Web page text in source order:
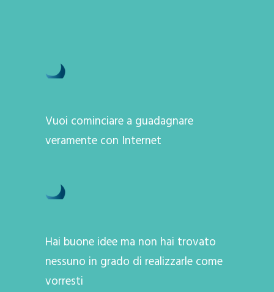
Vuoi cominciare a guadagnare
veramente con Internet
Hai buone idee ma non hai trovato
nessuno in grado di realizzarle come
vorresti